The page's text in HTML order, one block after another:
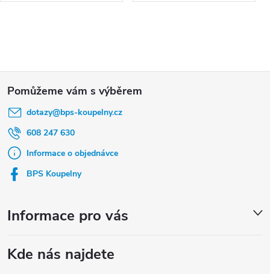
dotazy@bps-koupelny.cz
608 247 630
Informace o objednávce
BPS Koupelny
Informace pro vás
Kde nás najdete